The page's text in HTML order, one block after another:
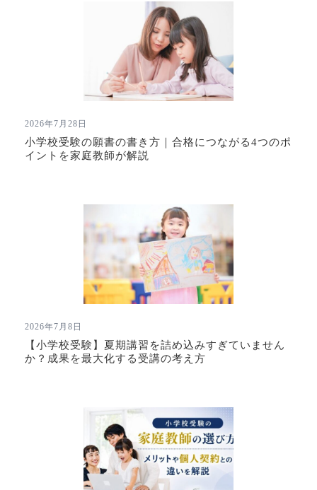
2026年7月28日
小学校受験の願書の書き方｜合格につながる4つのポ
イントを家庭教師が解説
2026年7月8日
【小学校受験】夏期講習を詰め込みすぎていません
か？成果を最大化する受講の考え方